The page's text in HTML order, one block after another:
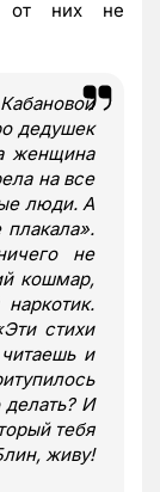
от них не
дедушек
женщина
на все
люди. А
не
кошмар,
стихи
и
И
тебя
живу!